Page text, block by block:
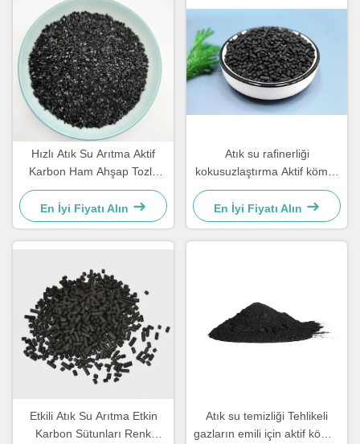
Hızlı Atık Su Arıtma Aktif
Karbon Ham Ahşap Tozlu
Aktif Karbon
En İyi Fiyatı Alın
Atık su rafinerliği
kokusuzlaştırma Aktif kömür
peletleri Toplu
En İyi Fiyatı Alın
Etkili Atık Su Arıtma Etkin
Karbon Sütunları Renk
Atık su temizliği Tehlikeli
gazların emili için aktif kömür